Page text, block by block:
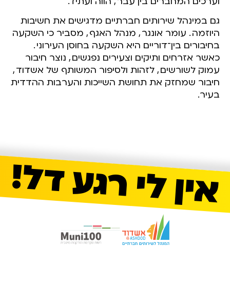
גם במינהל שירותים חברתיים מדגישים את חשיבות
היוזמה. עומר אונגר, מנהל האגף, מסביר כי השקעה
בחיבורים בין־דוריים היא השקעה בחוסן העירוני.
כאשר אזרחים ותיקים וצעירים נפגשים, נוצר חיבור
עמוק לשורשים, לזהות ולסיפור המשותף של אשדוד,
חיבור שמחזק את תחושת השייכות והערבות ההדדית
בעיר.
אין לי רגע דל!